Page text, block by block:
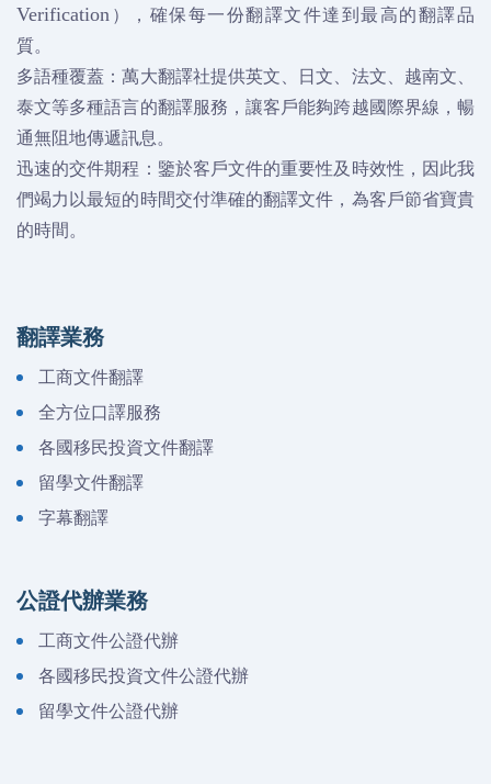
Verification ），確保每一份翻譯文件達到最高的翻譯品
質。
多語種覆蓋：萬大翻譯社提供英文、日文、法文、越南文、
泰文等多種語言的翻譯服務，讓客戶能夠跨越國際界線，暢
通無阻地傳遞訊息。
迅速的交件期程：鑒於客戶文件的重要性及時效性，因此我
們竭力以最短的時間交付準確的翻譯文件，為客戶節省寶貴
的時間。
翻譯業務
工商文件翻譯
全方位口譯服務
各國移民投資文件翻譯
留學文件翻譯
字幕翻譯
公證代辦業務
工商文件公證代辦
各國移民投資文件公證代辦
留學文件公證代辦